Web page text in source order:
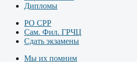
Дипломы
РО СРР
Сам. Фил. ГРЧЦ
Сдать экзамены
Мы их помним